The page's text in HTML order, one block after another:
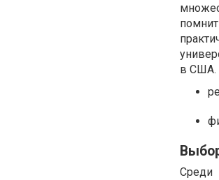
в США.
Среди